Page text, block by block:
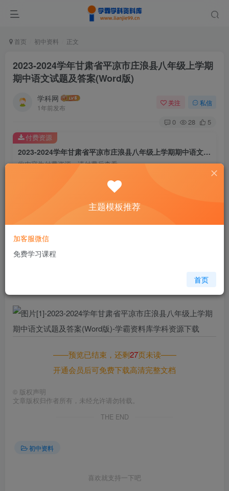
首页 初中资料 正文
2023-2024学年甘肃省平凉市庄浪县八年级上学期
期中语文试题及答案(Word版)
学科网
1年前发布
关注 私信
0 28 5
2023-2024学年甘肃省平凉市庄浪县八年级上学期期中语文试题及答案(Word版)
此内容为付费资源，请付费后查看
9.9
免费
暂时无法购买，请与站长联系
203.50 KB
付费资源
——预览已结束，还剩27页未读——
开通会员后可免费下载高清完整文档
© 版权声明
文章版权归作者所有，未经允许请勿转载。
THE END
初中资料
喜欢就支持一下吧
主题模板推荐
加客服微信
免费学习课程
首页